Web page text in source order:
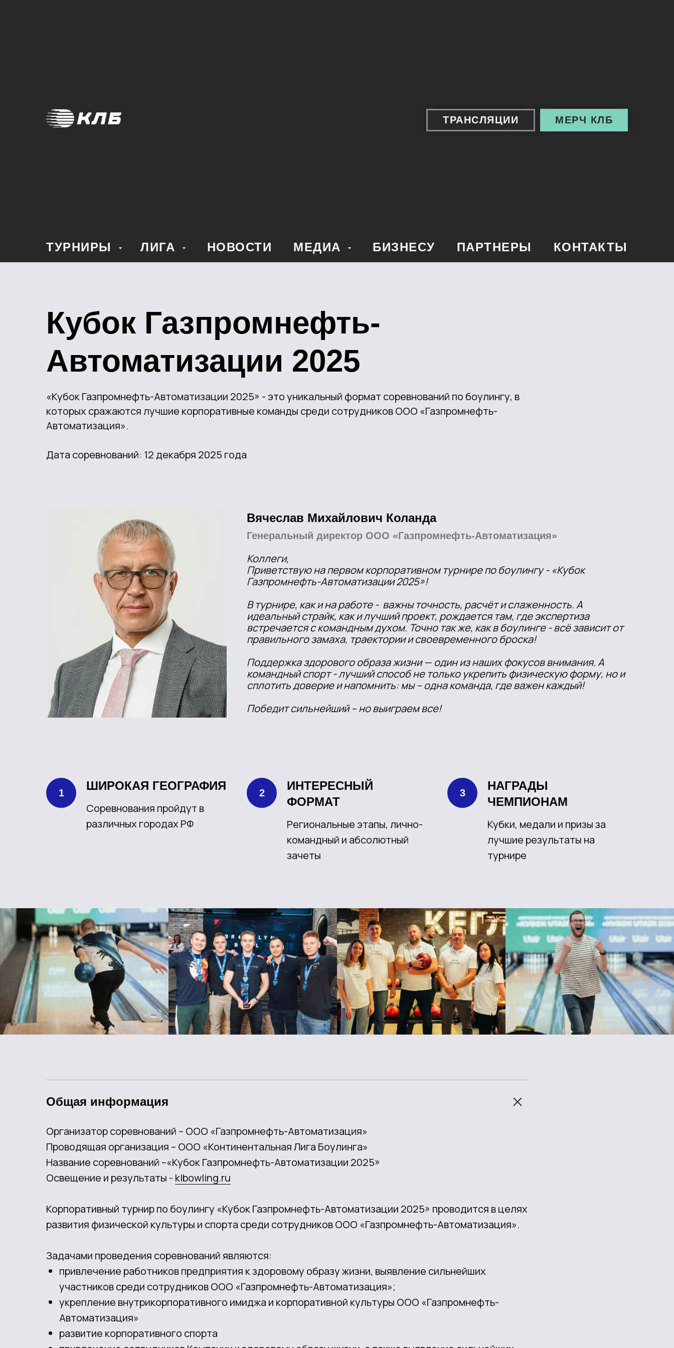
ТРАНСЛЯЦИИ МЕРЧ КЛБ
ТУРНИРЫ ЛИГА НОВОСТИ МЕДИА БИЗНЕСУ ПАРТНЕРЫ КОНТАКТЫ
Кубок Газпромнефть-
Автоматизации 2025
«Кубок Газпромнефть-Автоматизации 2025» - это уникальный формат соревнований по боулингу, в
которых сражаются лучшие корпоративные команды среди сотрудников ООО «Газпромнефть-
Автоматизация».
Дата соревнований: 12 декабря 2025 года
Вячеслав Михайлович Коланда
Генеральный директор ООО «Газпромнефть-Автоматизация»
Коллеги,
Приветствую на первом корпоративном турнире по боулингу - «Кубок
Газпромнефть-Автоматизации 2025»!
В турнире, как и на работе - важны точность, расчёт и слаженность. А
идеальный страйк, как и лучший проект, рождается там, где экспертиза
встречается с командным духом. Точно так же, как в боулинге - всё зависит от
правильного замаха, траектории и своевременного броска!
Поддержка здорового образа жизни — один из наших фокусов внимания. А
командный спорт - лучший способ не только укрепить физическую форму, но и
сплотить доверие и напомнить: мы – одна команда, где важен каждый!
Победит сильнейший – но выиграем все!
ШИРОКАЯ ГЕОГРАФИЯ
Соревнования пройдут в
различных городах РФ
ИНТЕРЕСНЫЙ
ФОРМАТ
Региональные этапы, лично-
командный и абсолютный
зачеты
НАГРАДЫ
ЧЕМПИОНАМ
Кубки, медали и призы за
лучшие результаты на
турнире
Общая информация
Организатор соревнований – ООО «Газпромнефть-Автоматизация»
Проводящая организация – ООО «Континентальная Лига Боулинга»
Название соревнований –«Кубок Газпромнефть-Автоматизации 2025»
Освещение и результаты - klbowling.ru
Корпоративный турнир по боулингу «Кубок Газпромнефть-Автоматизации 2025» проводится в целях
развития физической культуры и спорта среди сотрудников ООО «Газпромнефть-Автоматизация».
Задачами проведения соревнований являются:
привлечение работников предприятия к здоровому образу жизни, выявление сильнейших
участников среди сотрудников ООО «Газпромнефть-Автоматизация»;
укрепление внутрикорпоративного имиджа и корпоративной культуры ООО «Газпромнефть-
Автоматизация»
развитие корпоративного спорта